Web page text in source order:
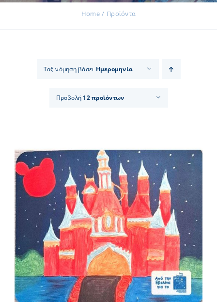
Επικοινωνία
Εισφορές
Home Προϊόντα
Ταξινόμηση βάσει Ημερομηνία
Προβολή 12 προϊόντων